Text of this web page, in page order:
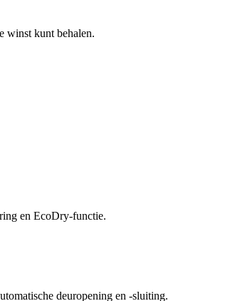
winst kunt behalen.